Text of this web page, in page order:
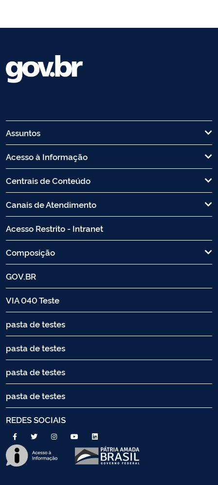
Assuntos
Acesso à Informação
Centrais de Conteúdo
Canais de Atendimento
Acesso Restrito - Intranet
Composição
GOV.BR
VIA 040 Teste
pasta de testes
pasta de testes
pasta de testes
pasta de testes
REDES SOCIAIS